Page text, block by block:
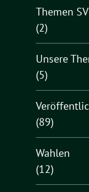
Themen
(2)
Unsere
(5)
(89)
Wahlen
(12)